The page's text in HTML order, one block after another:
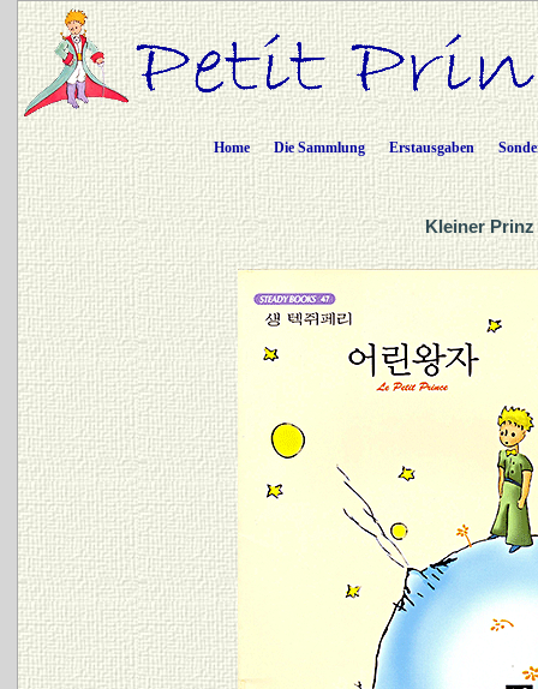
Home Die Sammlung Erstausgaben
Kleiner Prinz